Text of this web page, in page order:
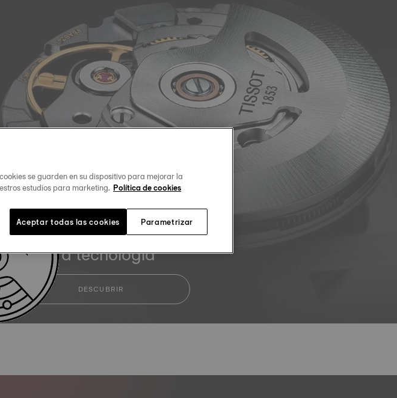
Nuestra tecnología
DESCUBRIR
se guarden en su dispositivo para mejorar la
estudios para marketing. Política de cookies
Parametrizar
Aceptar todas las cookies